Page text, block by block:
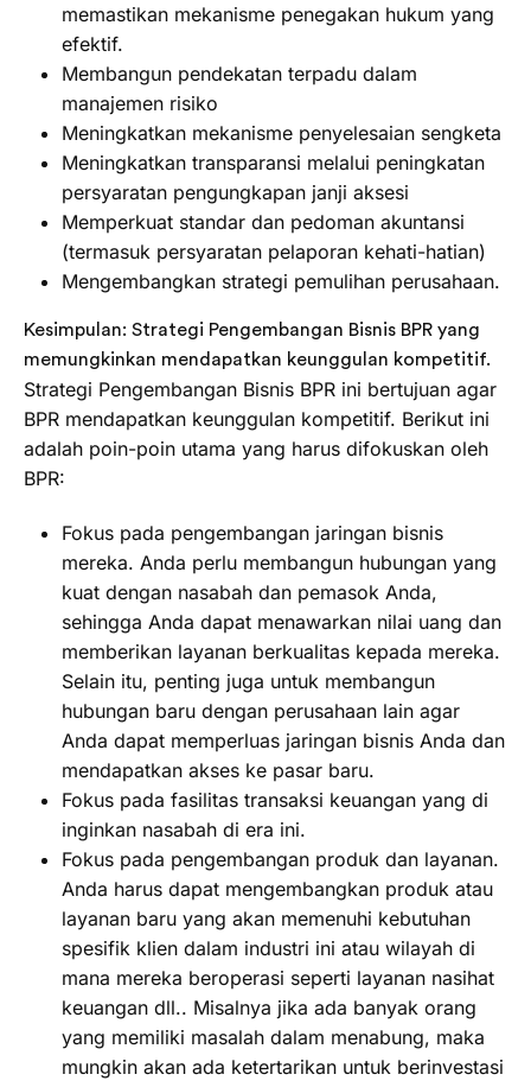
memastikan mekanisme penegakan hukum yang
efektif.
Membangun pendekatan terpadu dalam
manajemen risiko
Meningkatkan mekanisme penyelesaian sengketa
Meningkatkan transparansi melalui peningkatan
persyaratan pengungkapan janji aksesi
Memperkuat standar dan pedoman akuntansi
(termasuk persyaratan pelaporan kehati-hatian)
Mengembangkan strategi pemulihan perusahaan.
Kesimpulan: Strategi Pengembangan Bisnis BPR yang
memungkinkan mendapatkan keunggulan kompetitif.
Strategi Pengembangan Bisnis BPR ini bertujuan agar
BPR mendapatkan keunggulan kompetitif. Berikut ini
adalah poin-poin utama yang harus difokuskan oleh
BPR:
Fokus pada pengembangan jaringan bisnis
mereka. Anda perlu membangun hubungan yang
kuat dengan nasabah dan pemasok Anda,
sehingga Anda dapat menawarkan nilai uang dan
memberikan layanan berkualitas kepada mereka.
Selain itu, penting juga untuk membangun
hubungan baru dengan perusahaan lain agar
Anda dapat memperluas jaringan bisnis Anda dan
mendapatkan akses ke pasar baru.
Fokus pada fasilitas transaksi keuangan yang di
inginkan nasabah di era ini.
Fokus pada pengembangan produk dan layanan.
Anda harus dapat mengembangkan produk atau
layanan baru yang akan memenuhi kebutuhan
spesifik klien dalam industri ini atau wilayah di
mana mereka beroperasi seperti layanan nasihat
keuangan dll.. Misalnya jika ada banyak orang
yang memiliki masalah dalam menabung, maka
mungkin akan ada ketertarikan untuk berinvestasi